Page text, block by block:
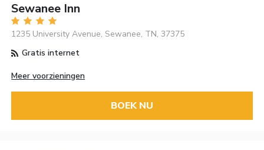
Sewanee Inn
1235 University Avenue, Sewanee, TN, 37375
Gratis internet
Meer voorzieningen
BOEK NU